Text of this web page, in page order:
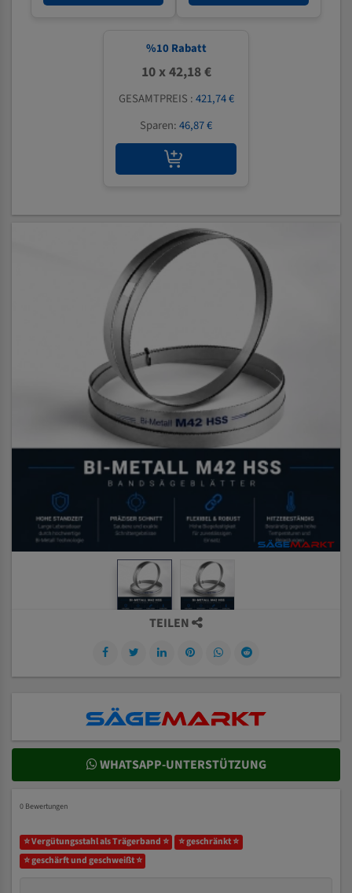
%10 Rabatt
10 x 42,18 €
GESAMTPREIS :421,74 €
Sparen:46,87 €
TEILEN
WHATSAPP-UNTERSTÜTZUNG
0 Bewertungen
⭐ Vergütungsstahl als Trägerband ⭐
⭐ geschränkt ⭐
⭐ geschärft und geschweißt ⭐